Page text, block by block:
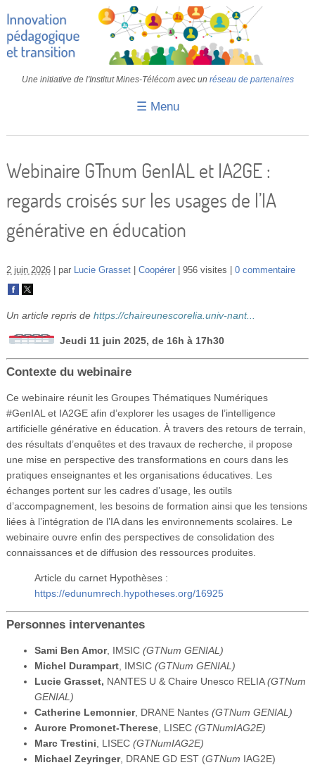
Une initiative de l'Institut Mines-Télécom avec un réseau de partenaires
☰ Menu
IA
IMT
Webinaire GTnum GenIAL et IA2GE :
regards croisés sur les usages de l’IA
générative en éducation
2 juin 2026 par Lucie Grasset Coopérer 956 visites 0 commentaire
Un article repris de https://chaireunescorelia.univ-nant...
Jeudi 11 juin 2025, de 16h à 17h30
Contexte du webinaire
Ce webinaire réunit les Groupes Thématiques Numériques
#GenIAL et IA2GE afin d’explorer les usages de l’intelligence
artificielle générative en éducation. À travers des retours de terrain,
des résultats d’enquêtes et des travaux de recherche, il propose
une mise en perspective des transformations en cours dans les
pratiques enseignantes et les organisations éducatives. Les
échanges portent sur les cadres d’usage, les outils
d’accompagnement, les besoins de formation ainsi que les tensions
liées à l’intégration de l’IA dans les environnements scolaires. Le
webinaire ouvre enfin des perspectives de consolidation des
connaissances et de diffusion des ressources produites.
Article du carnet Hypothèses :
https://edunumrech.hypotheses.org/16925
Personnes intervenantes
Sami Ben Amor, IMSIC (GTNum GENIAL)
Michel Durampart, IMSIC (GTNum GENIAL)
Lucie Grasset, NANTES U & Chaire Unesco RELIA(GTNum
GENIAL)
Catherine Lemonnier, DRANE Nantes (GTNum GENIAL)
Aurore Promonet-Therese, LISEC (GTNumIAG2E)
Marc Trestini , LISEC (GTNumIAG2E)
Michael Zeyringer, DRANE GD EST (GTNum IAG2E)